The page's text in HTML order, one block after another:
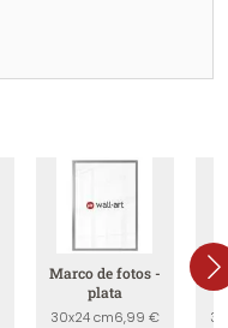
Marco de fotos -
plata
30x24 cm6,99 €